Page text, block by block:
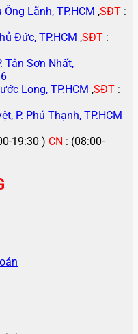
Ông Lãnh, TP.HCM ,SĐT :
Đức, TP.HCM ,SĐT :
Tân Sơn Nhất,
Long, TP.HCM ,SĐT :
P. Phú Thạnh, TP.HCM
19:30 ) CN : (08:00-